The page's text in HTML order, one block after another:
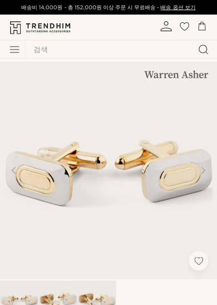
검색
배송비14,000원 - 총 152,000원 이상 주문 시 무료배송 -배송 옵션 보기